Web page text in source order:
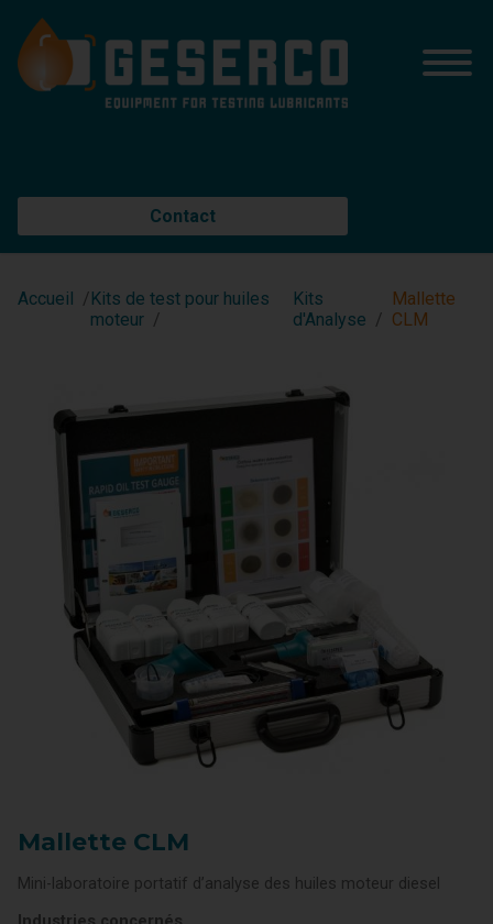
Contact
Accueil
Kits de test pour huiles
moteur
Kits
d'Analyse
Mallette
CLM
Mallette CLM
Mini-laboratoire portatif d’analyse des huiles moteur diesel